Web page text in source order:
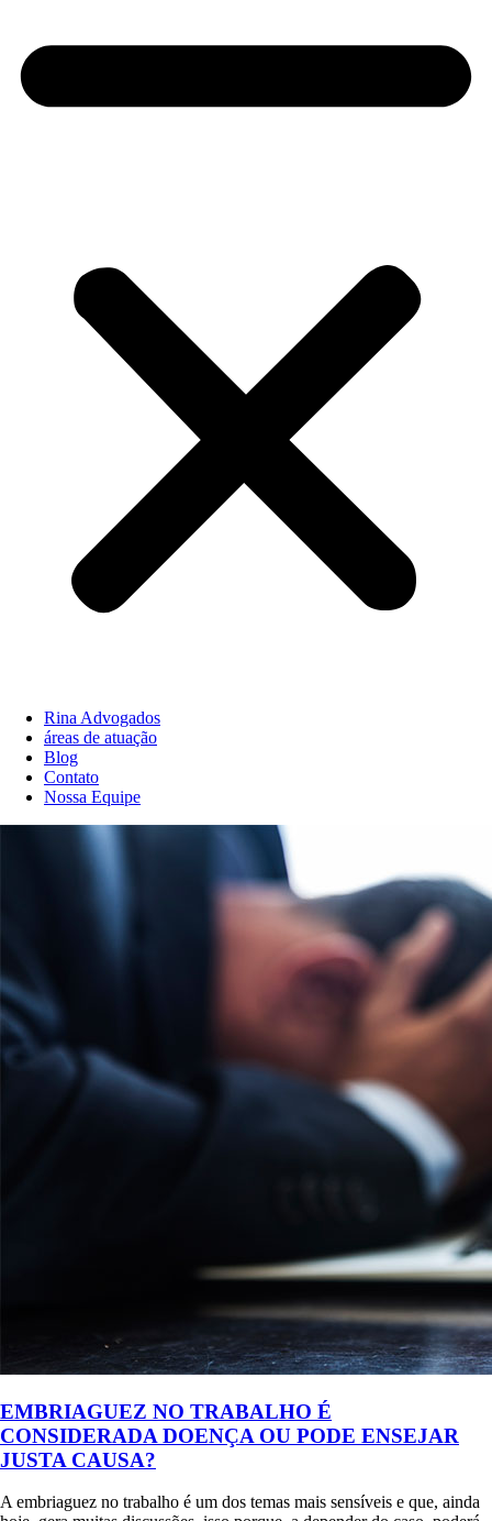
Rina Advogados
áreas de atuação
Blog
Contato
Nossa Equipe
EMBRIAGUEZ NO TRABALHO É
CONSIDERADA DOENÇA OU PODE ENSEJAR
JUSTA CAUSA?
A embriaguez no trabalho é um dos temas mais sensíveis e que, ainda